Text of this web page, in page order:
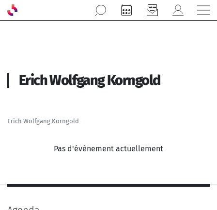
Aller au contenu principal
Erich Wolfgang Korngold
Erich Wolfgang Korngold
Pas d'évènement actuellement